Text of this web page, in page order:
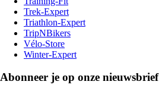
Trek-Expert
Triathlon-Expert
TripNBikers
Vélo-Store
Winter-Expert
Abonneer je op onze nieuwsbrief